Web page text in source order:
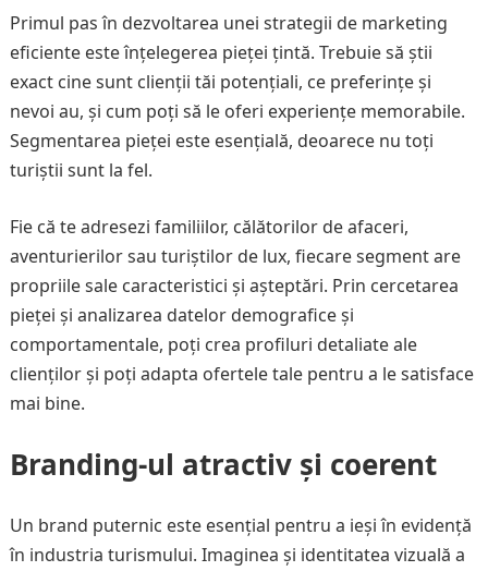
Primul pas în dezvoltarea unei strategii de marketing
eficiente este înțelegerea pieței țintă. Trebuie să știi
exact cine sunt clienții tăi potențiali, ce preferințe și
nevoi au, și cum poți să le oferi experiențe memorabile.
Segmentarea pieței este esențială, deoarece nu toți
turiștii sunt la fel.
Fie că te adresezi familiilor, călătorilor de afaceri,
aventurierilor sau turiștilor de lux, fiecare segment are
propriile sale caracteristici și așteptări. Prin cercetarea
pieței și analizarea datelor demografice și
comportamentale, poți crea profiluri detaliate ale
clienților și poți adapta ofertele tale pentru a le satisface
mai bine.
Branding-ul atractiv și coerent
Un brand puternic este esențial pentru a ieși în evidență
în industria turismului. Imaginea și identitatea vizuală a